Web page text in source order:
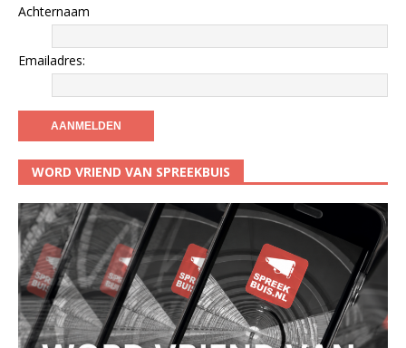
Achternaam
Emailadres:
WORD VRIEND VAN SPREEKBUIS